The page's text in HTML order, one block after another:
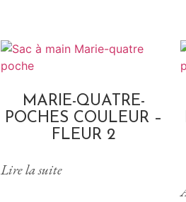
MARIE-QUATRE-
POCHES COULEUR –
FLEUR 2
Lire la suite